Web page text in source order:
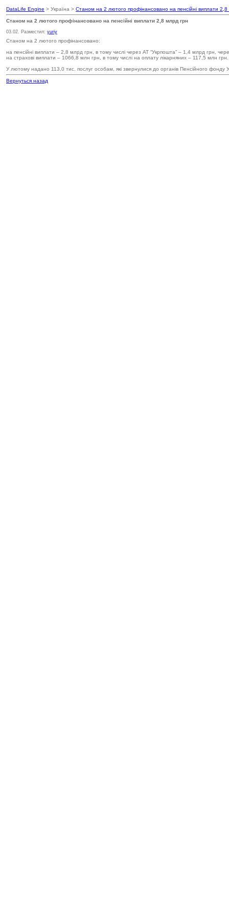
DataLife Engine > Україна > Станом на 2 лютого профінансовано на пенсійні виплати
Станом на 2 лютого профінансовано на пенсійні виплати 2,8 млрд грн
03.02. Разместил: yuriy
Станом на 2 лютого профінансовано:
на пенсійні виплати – 2,8 млрд грн, в тому числі через АТ “Укрпошта” – 1,4 млрд грн,
на страхові виплати – 1066,8 млн грн, в тому числі на оплату лікарняних – 117,5 млн грн.
У лютому надано 113,0 тис. послуг особам, які звернулися до органів Пенсійного фонду
Вернуться назад